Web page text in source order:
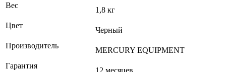
Вес
1,8 кг
Цвет
Черный
Производитель
MERCURY EQUIPMENT
Гарантия
12 месяцев